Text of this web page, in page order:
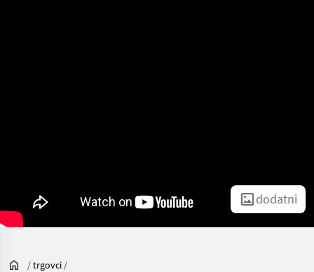
dodatni
/trgovci /